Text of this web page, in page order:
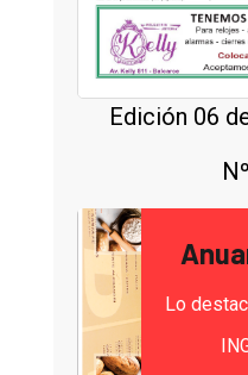
Edición 06
Lo